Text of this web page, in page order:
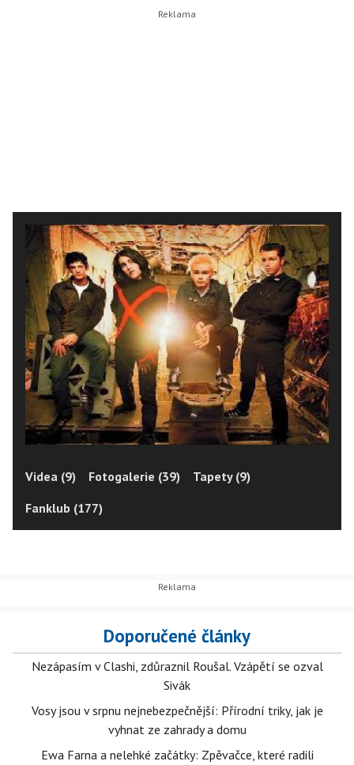
Videa (9) Fotogalerie (39)
Tapety (9)
Fanklub (177)
Doporučené články
Nezápasím v Clashi, zdůraznil Roušal. Vzápětí se ozval
Sivák
Vosy jsou v srpnu nejnebezpečnější: Přírodní triky, jak je
vyhnat ze zahrady a domu
Ewa Farna a nelehké začátky: Zpěvačce, které radili